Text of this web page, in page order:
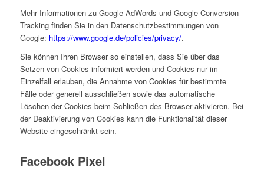
Mehr Informationen zu Google AdWords und Google Conversion-
Tracking finden Sie in den Datenschutzbestimmungen von
Google: https://www.google.de/policies/privacy/.
Sie können Ihren Browser so einstellen, dass Sie über das
Setzen von Cookies informiert werden und Cookies nur im
Einzelfall erlauben, die Annahme von Cookies für bestimmte
Fälle oder generell ausschließen sowie das automatische
Löschen der Cookies beim Schließen des Browser aktivieren. Bei
der Deaktivierung von Cookies kann die Funktionalität dieser
Website eingeschränkt sein.
Facebook Pixel